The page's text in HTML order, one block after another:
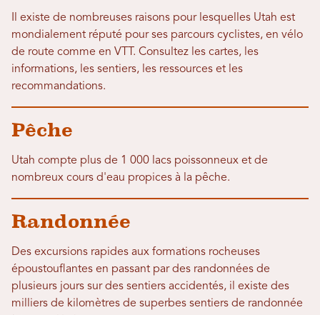
Il existe de nombreuses raisons pour lesquelles Utah est
mondialement réputé pour ses parcours cyclistes, en vélo
de route comme en VTT. Consultez les cartes, les
informations, les sentiers, les ressources et les
recommandations.
Pêche
Utah compte plus de 1 000 lacs poissonneux et de
nombreux cours d'eau propices à la pêche.
Randonnée
Des excursions rapides aux formations rocheuses
époustouflantes en passant par des randonnées de
plusieurs jours sur des sentiers accidentés, il existe des
milliers de kilomètres de superbes sentiers de randonnée